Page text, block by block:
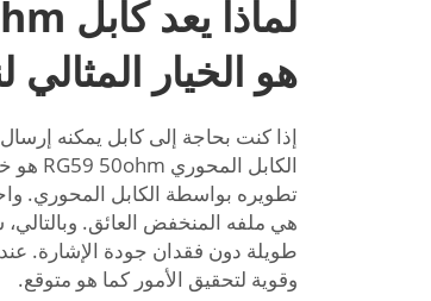
هو الخيار المثالي
إذا كنت بحاجة إلى كابل يمكنه
الكابل المحوري RG59 50ohm هو خيار جيد، إلى جانب
تطويره بواسطة الكابل المحوري.
هي ملفه المنخفض العائق.
طويلة دون فقدان جودة الإشارة. عند
وقوية لتحقيق الأمور كما هو متوقع.